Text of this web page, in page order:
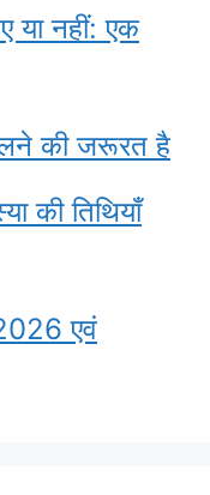
या नहीं: एक
की जरूरत है
की तिथियाँ
एवं